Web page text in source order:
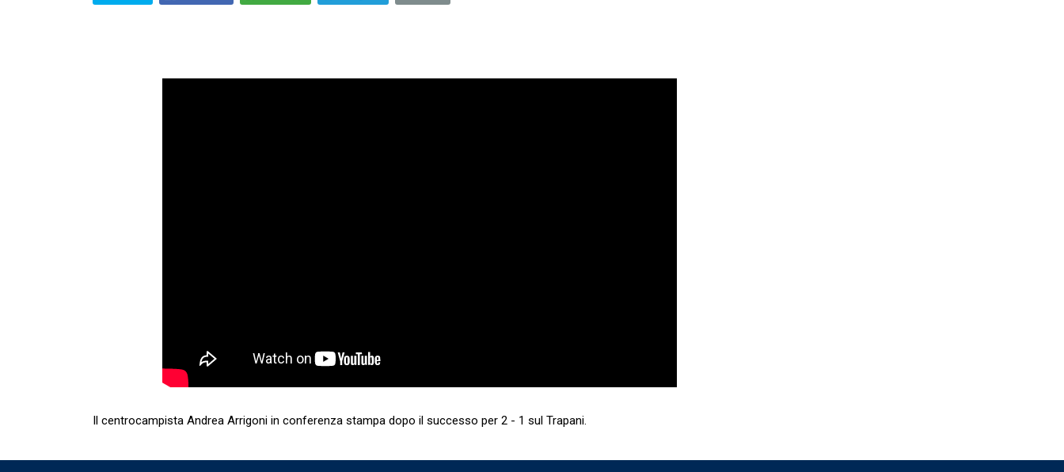
Il centrocampista Andrea Arrigoni in conferenza stampa dopo il successo per 2 - 1 sul Trapani.